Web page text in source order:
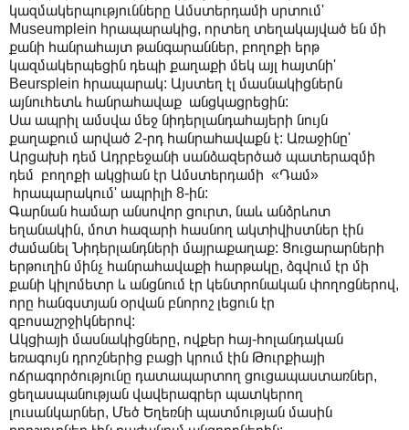
կազմակերպությունները Ամստերդամի սրտում'
Museumplein hրապարակից, որտեղ տեղակայված են մի
քանի հանրահայտ թանգարաններ, բողոքի երթ
կազմակերպեցին դեպի քաղաքի մեկ այլ հայտնի'
Beursplein հրապարակ: Այստեղ էլ մասնակիցներն
այնուհետև հանրահավաք անցկացրեցին:
Սա ապրիլ ամսվա մեջ նիդերլանդահայերի նույն
քաղաքում արված 2-րդ հանրահավաքն է: Առաջինը'
Արցախի դեմ Ադրբեջանի սանձազերծած պատերազմի
դեմ բողոքի ակցիան էր Ամստերդամի «Դամ»
հրապարակում' ապրիլի 8-ին:
Գարնան համար անսովոր ցուրտ, նաև անձրևոտ
եղանակին, մոտ հազարի հասնող ակտիվիստներ էին
ժամանել Նիդերլանդների մայրաքաղաք: Ցուցարարների
երթուղին մինչ հանրահավաքի հարթակը, ձգվում էր մի
քանի կիլոմետր և անցնում էր կենտրոնական փողոցներով,
որը հանգստյան օրվան բնորոշ լեցուն էր
զբոսաշրջիկներով:
Ակցիայի մասնակիցները, ովքեր հայ-հոլանդական
եռագույն դրոշներից բացի կրում էին Թուրքիայի
ոճրագործությունը դատապարտող ցուցապաստառներ,
ցեղասպանության վավերագրեր պատկերող
լուսանկարներ, Մեծ Եղեռնի պատմության մասին